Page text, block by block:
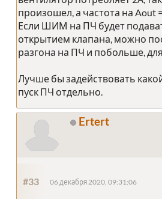
произошел, а частота на Aout
Если ШИМ на ПЧ будет
открытием клапана, можно
разгона на ПЧ и побольше,
Лучше бы задействовать
пуск ПЧ отдельно.
Ertert
#33 06 декабря 2020, 09:31:06